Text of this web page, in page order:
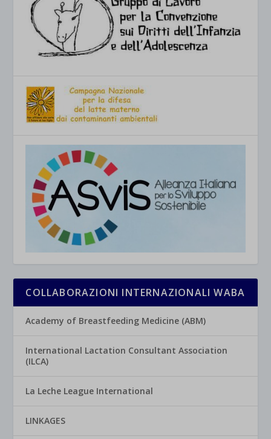
COLLABORAZIONI INTERNAZIONALI WABA
Academy of Breastfeeding Medicine (ABM)
International Lactation Consultant Association
(ILCA)
La Leche League International
LINKAGES